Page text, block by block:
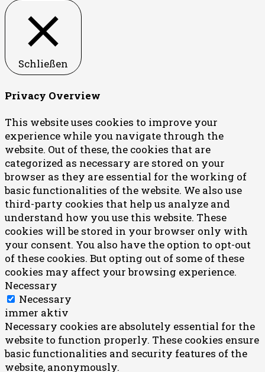
Schließen
Privacy Overview
This website uses cookies to improve your
experience while you navigate through the
website. Out of these, the cookies that are
categorized as necessary are stored on your
browser as they are essential for the working of
basic functionalities of the website. We also use
third-party cookies that help us analyze and
understand how you use this website. These
cookies will be stored in your browser only with
your consent. You also have the option to opt-out
of these cookies. But opting out of some of these
cookies may affect your browsing experience.
Necessary
Necessary
immer aktiv
Necessary cookies are absolutely essential for the
website to function properly. These cookies ensure
basic functionalities and security features of the
website, anonymously.